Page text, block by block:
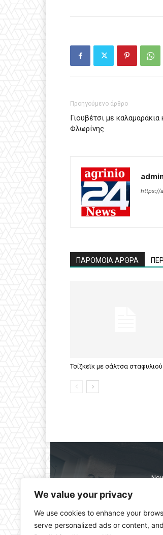
We value your privacy
We use cookies to enhance your
serve personalized ads or content,
Προηγούμενο άρθρο
Γιουβέτσι με καλαμαράκια
Φλωρίνης
https://
ΠΑΡΟΜΟΙΑ ΑΡΘΡΑ
Τσίζκεϊκ με σάλτσα σταφυλιού